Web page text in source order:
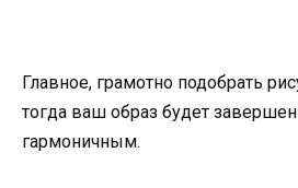
Главное, грамотно подобрать
тогда ваш образ будет
гармоничным.